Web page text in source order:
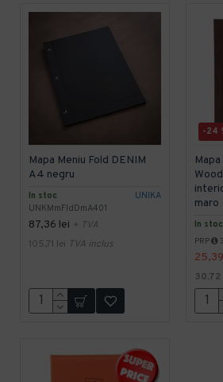
In stoc
UNIKA
UNKMmFldDmA401
Mapa Meniu Fold DENIM
A4 negru
87,36 lei + TVA
105,71 lei TVA inclus
-24
In stoc
maro
PRP
30,72